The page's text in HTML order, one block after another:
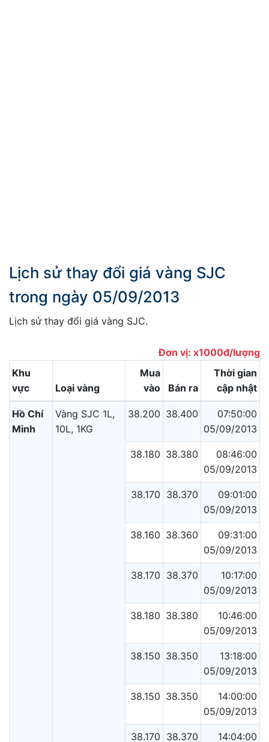
Lịch sử thay đổi giá vàng SJC
trong ngày 05/09/2013
Lịch sử thay đổi giá vàng SJC.
Đơn vị: x1000đ/lượng
Khu
vực
Loại vàng
Mua
vào
Bán ra
Thời gian
cập nhật
Hồ Chí
Minh
Vàng SJC 1L,
10L, 1KG
38.200 38.400
07:50:00
05/09/2013
38.180 38.380
08:46:00
05/09/2013
38.170 38.370
09:01:00
05/09/2013
38.160 38.360
09:31:00
05/09/2013
38.170 38.370
10:17:00
05/09/2013
38.180 38.380
10:46:00
05/09/2013
38.150 38.350
13:18:00
05/09/2013
38.150 38.350
14:00:00
05/09/2013
38.170 38.370 14:04:00